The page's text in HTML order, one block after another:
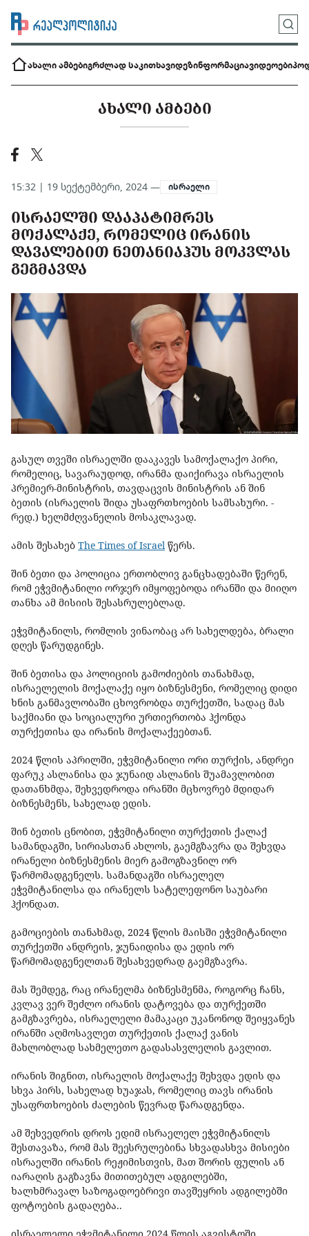
ახალი ამბებიგრძლად საკითხავიდეზინფორმაციავიდეოები
ᲐᲮᲐᲚᲘ ᲐᲛᲑᲔᲑᲘ
15:32 | 19 სექტემბერი, 2024 — ისრაელი
ᲘᲡᲠᲐᲔᲚᲨᲘ ᲓᲐᲐᲞᲐᲢᲘᲛᲠᲔᲡ
ᲛᲝᲥᲐᲚᲐᲥᲔ, ᲠᲝᲛᲔᲚᲘᲪ ᲘᲠᲐᲜᲘᲡ
ᲓᲐᲕᲐᲚᲔᲑᲘᲗ ᲜᲔᲗᲐᲜᲘᲐᲰᲣᲡ ᲛᲝᲙᲕᲚᲐᲡ
ᲒᲔᲒᲛᲐᲕᲓᲐ
გასულ თვეში ისრაელში დააკავეს სამოქალაქო პირი,
რომელიც, სავარაუდოდ, ირანმა დაიქირავა ისრაელის
პრემიერ-მინისტრის, თავდაცვის მინისტრის ან შინ
ბეთის (ისრაელის შიდა უსაფრთხოების სამსახური. -
რედ.) ხელმძღვანელის მოსაკლავად.
ამის შესახებ The Times of Israelწერს.
შინ ბეთი და პოლიცია ერთობლივ განცხადებაში წერენ,
რომ ეჭვმიტანილი ორჯერ იმყოფებოდა ირანში და მიიღო
თანხა ამ მისიის შესასრულებლად.
ეჭვმიტანილს, რომლის ვინაობაც არ სახელდება, ბრალი
დღეს წარუდგინეს.
შინ ბეთისა და პოლიციის გამოძიების თანახმად,
ისრაელელის მოქალაქე იყო ბიზნესმენი, რომელიც დიდი
ხნის განმავლობაში ცხოვრობდა თურქეთში, სადაც მას
საქმიანი და სოციალური ურთიერთობა ჰქონდა
თურქეთისა და ირანის მოქალაქეებთან.
2024 წლის აპრილში, ეჭვმიტანილი ორი თურქის, ანდრეი
ფარუკ ასლანისა და ჯუნაიდ ასლანის შუამავლობით
დათანხმდა, შეხვედროდა ირანში მცხოვრებ მდიდარ
ბიზნესმენს, სახელად ედის.
შინ ბეთის ცნობით, ეჭვმიტანილი თურქეთის ქალაქ
სამანდაგში, სირიასთან ახლოს, გაემგზავრა და შეხვდა
ირანელი ბიზნესმენის მიერ გამოგზავნილ ორ
წარმომადგენელს. სამანდაგში ისრაელელ
ეჭვმიტანილსა და ირანელს სატელეფონო საუბარი
ჰქონდათ.
გამოციების თანახმად, 2024 წლის მაისში ეჭვმიტანილი
თურქეთში ანდრეის, ჯუნაიდისა და ედის ორ
წარმომადგენელთან შესახვედრად გაემგზავრა.
მას შემდეგ, რაც ირანელმა ბიზნესმენმა, როგორც ჩანს,
კვლავ ვერ შეძლო ირანის დატოვება და თურქეთში
გამგზავრება, ისრაელელი მამაკაცი უკანონოდ შეიყვანეს
ირანში აღმოსავლეთ თურქეთის ქალაქ ვანის
მახლობლად სახმელეთო გადასასვლელის გავლით.
ირანის შიგნით, ისრაელის მოქალაქე შეხვდა ედის და
სხვა პირს, სახელად ხუაჯას, რომელიც თავს ირანის
უსაფრთხოების ძალების წევრად წარადგენდა.
ამ შეხვედრის დროს ედიმ ისრაელელ ეჭვმიტანილს
შესთავაზა, რომ მას შეესრულებინა სხვადასხვა მისიები
ისრაელში ირანის რეჟიმისთვის, მათ შორის ფულის ან
იარაღის გაგზავნა მითითებულ ადგილებში,
ხალხმრავალ საზოგადოებრივი თავშეყრის ადგილებში
ფოტოების გადაღება..